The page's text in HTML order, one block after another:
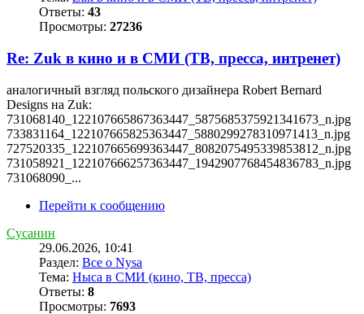
Ответы: 43
Просмотры: 27236
Re: Zuk в кино и в СМИ (ТВ, пресса, интренет)
аналогичный взгляд польского дизайнера Robert Bernard
Designs на Zuk:
731068140_122107665867363447_5875685375921341673_n.jpg
733831164_122107665825363447_5880299278310971413_n.jpg
727520335_122107665699363447_8082075495339853812_n.jpg
731058921_122107666257363447_1942907768454836783_n.jpg
731068090_...
Перейти к сообщению
Сусанин
29.06.2026, 10:41
Раздел: Все о Nysa
Тема: Ныса в СМИ (кино, ТВ, пресса)
Ответы: 8
Просмотры: 7693